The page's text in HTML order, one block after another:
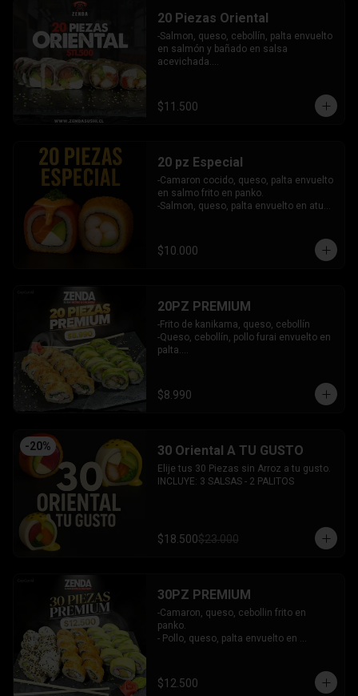
INCLUYE: 6 SALSAS - 5 PALITOS
plaqueta mixta (Salmon, palta)
- Palmito, queso envuelto en cibullette.
- Pollo, queso, palta envuelto en
sesamo.
20 Piezas Oriental
-Salmon, queso, cebollín, palta envuelto
en salmón y bañado en salsa
acevichada.
INCLUYE: 2 SALSAS - 1 PALITOS
$11.500
20 pz Especial
-Camaron cocido, queso, palta envuelto
en salmo frito en panko.
-Salmon, queso, palta envuelto en atun
$10.000
20PZ PREMIUM
-Frito de kanikama, queso, cebollín
-Queso, cebollín, pollo furai envuelto en
palta.
$8.990
-20% 30 Oriental A TU GUSTO
Elije tus 30 Piezas sin Arroz a tu gusto.
INCLUYE: 3 SALSAS - 2 PALITOS
$18.500$23.000
30PZ PREMIUM
-Camaron, queso, cebollin frito en
panko.
- Pollo, queso, palta envuelto en
palta.
INCLUYE: 3 SALSAS - 2 PALITOS
$12.500